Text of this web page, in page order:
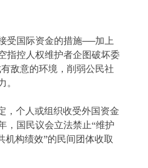
受国际资金的措施──加上
指控人权维护者企图破坏委
敌意的环境，削弱公民社
。
，个人或组织收受外国资金
，国民议会立法禁止“维护
机构绩效”的民间团体收取